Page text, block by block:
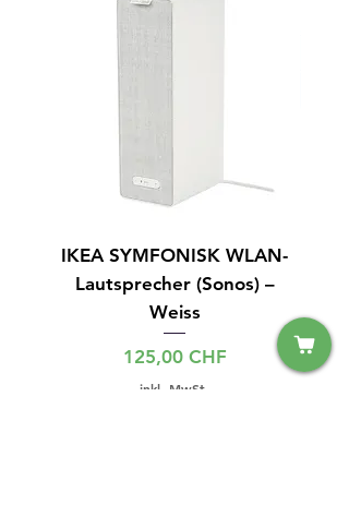
IKEA SYMFONISK WLAN-
Lautsprecher (Sonos) –
Weiss
Preis
125,00 CHF
inkl. MwSt.